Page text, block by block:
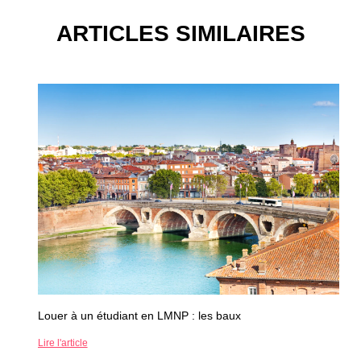
ARTICLES SIMILAIRES
Louer à un étudiant en LMNP : les baux
Lire l'article